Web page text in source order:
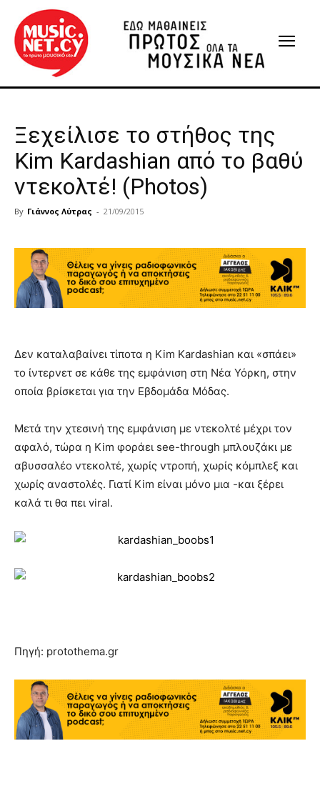
Ξεχείλισε το στήθος της
Kim Kardashian από το βαθύ
ντεκολτέ! (Photos)
By Γιάννος Λύτρας - 21/09/2015
Δεν καταλαβαίνει τίποτα η Kim Kardashian και «σπάει»
το ίντερνετ σε κάθε της εμφάνιση στη Νέα Υόρκη, στην
οποία βρίσκεται για την Εβδομάδα Μόδας.
Μετά την χτεσινή της εμφάνιση με ντεκολτέ μέχρι τον
αφαλό, τώρα η Kim φοράει see-through μπλουζάκι με
αβυσσαλέο ντεκολτέ, χωρίς ντροπή, χωρίς κόμπλεξ και
χωρίς αναστολές. Γιατί Kim είναι μόνο μια -και ξέρει
καλά τι θα πει viral.
Πηγή: protothema.gr